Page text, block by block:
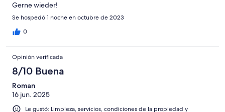
Gerne wieder!
Se hospedó 1 noche en octubre de 2023
0
Opinión verificada
8/10 Buena
Roman
16 jun. 2025
Le gustó: Limpieza, servicios, condiciones de la propiedad y